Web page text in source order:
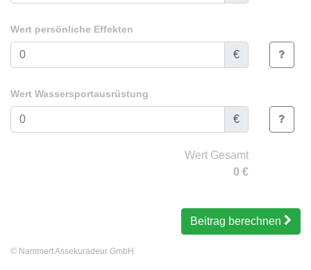
Wert persönliche Effekten
€
Wert Wassersportausrüstung
€
Wert Gesamt
0 €
Beitrag berechnen
© Nammert Assekuradeur GmbH